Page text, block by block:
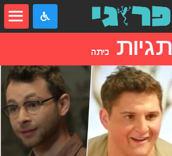
תגיות כיתה